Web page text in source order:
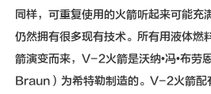
同样，可重复使用的火箭听起来可能充满了革命性意味，但是我们
仍然拥有很多现有技术。所有用液体
箭演变而来，V-2火箭是沃纳•冯•布
Braun）为希特勒制造的。V-2火箭配